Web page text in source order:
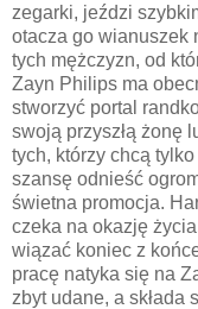
zegarki, jeździ
otacza go wianuszek
tych mężczyzn, od
Zayn Philips ma
stworzyć portal
swoją przyszłą żonę
tych, którzy chcą
szansę odnieść
świetna promocja.
czeka na okazję
wiązać koniec z
pracę natyka się na
zbyt udane, a składa